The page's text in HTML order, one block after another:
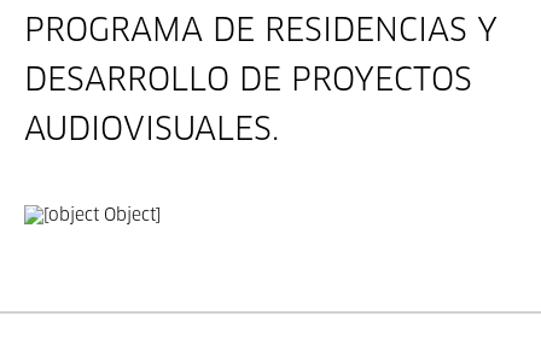
PROGRAMA DE RESIDENCIAS Y
DESARROLLO DE PROYECTOS
AUDIOVISUALES.